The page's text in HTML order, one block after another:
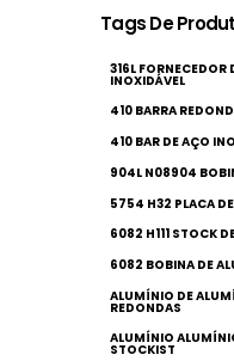
Tags De
316L FORNECEDOR
INOXIDÁVEL
410 BARRA
410 BAR DE AÇO
904L N08904
5754 H32 PLACA
6082 H111 STOCK
6082 BOBINA DE
ALUMÍNIO DE
REDONDAS
ALUMÍNIO
STOCKIST